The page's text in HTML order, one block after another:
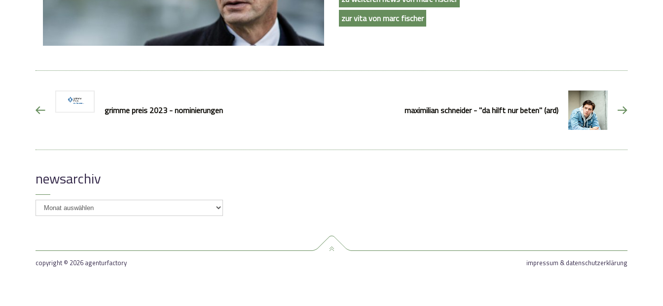
zur vita von marc fischer
grimme preis 2023 - nominierungen maximilian schneider - "da hilft nur beten" (ard)
newsarchiv
newsarchiv
copyright © 2026 agenturfactory impressum & datenschutzerklärung